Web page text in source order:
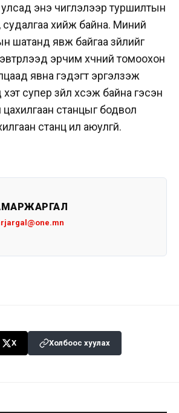
энэ чиглэлээр туршилтын
судалгаа хийж байна. Миний
шатанд явж байгаа зүйлийг
эрчим хүчний томоохон
явна гэдэгт эргэлзэж
супер зүйл хүсэж байна гэсэн
цахилгаан станцыг бодвол
станц илүү аюулгүй.
X Холбоос хуулах